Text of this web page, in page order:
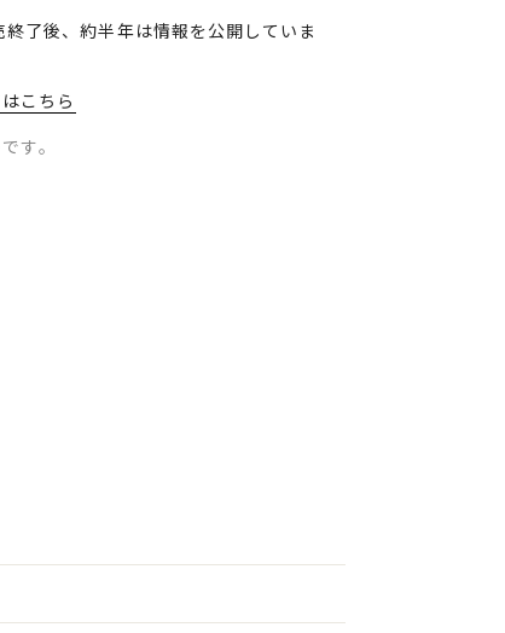
了後、約半年は情報を公開していま
こちら
す。